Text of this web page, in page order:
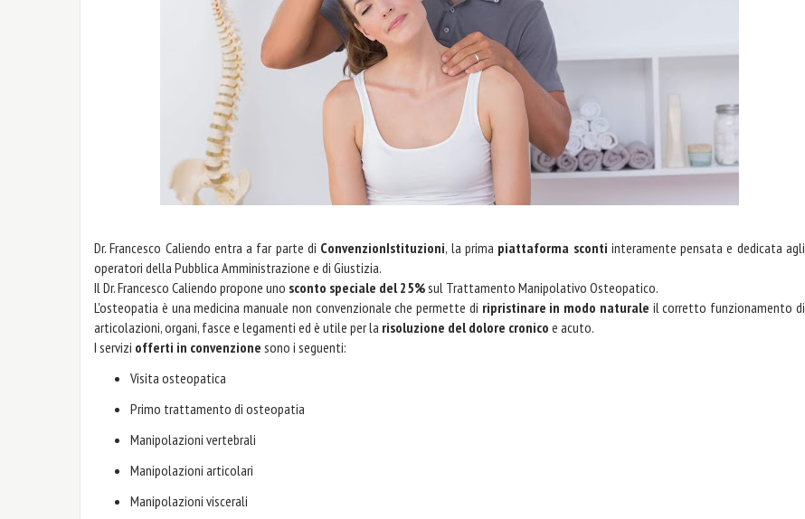
Dr. Francesco Caliendo entra a far parte di ConvenzionIstituzioni, la prima piattaforma sconti interamente pensata e dedicata agli
operatori della Pubblica Amministrazione e di Giustizia.
Il Dr. Francesco Caliendo propone uno sconto speciale del 25% sul Trattamento Manipolativo Osteopatico.
L'osteopatia è una medicina manuale non convenzionale che permette di ripristinare in modo naturale il corretto funzionamento di
articolazioni, organi, fasce e legamenti ed è utile per la risoluzione del dolore cronico e acuto.
I servizi offerti in convenzione sono i seguenti:
Visita osteopatica
Primo trattamento di osteopatia
Manipolazioni vertebrali
Manipolazioni articolari
Manipolazioni viscerali